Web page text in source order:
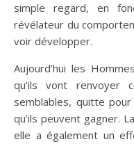
simple regard, en
révélateur du
voir développer.
Aujourd’hui les
qu’ils vont renvoyer
semblables, quitte
qu’ils peuvent gagner.
elle a également un